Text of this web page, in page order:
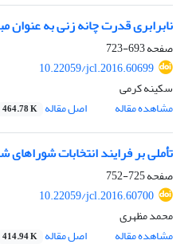
نابرابری قدرت چانه زنی به عنوان
صفحه693-723
10.22059/jcl.2016.60699
سکینه کرمی
مشاهده مقاله
اصل مقاله 464.78 K
تأملی بر فرایند انتخابات
صفحه725-752
10.22059/jcl.2016.60700
محمد مظهری
مشاهده مقاله
اصل مقاله 414.94 K